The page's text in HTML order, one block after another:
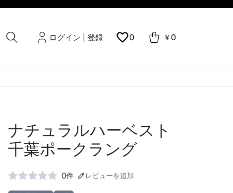
ログイン 登録 0 ￥0
ナチュラルハーベスト
千葉ポークラング
0件 レビューを追加